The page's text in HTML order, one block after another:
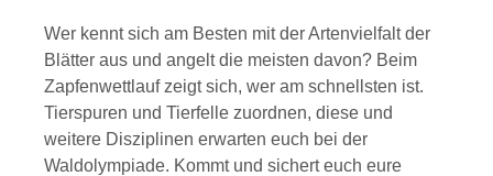
Wer kennt sich am Besten mit der Artenvielfalt der
Blätter aus und angelt die meisten davon? Beim
Zapfenwettlauf zeigt sich, wer am schnellsten ist.
Tierspuren und Tierfelle zuordnen, diese und
weitere Disziplinen erwarten euch bei der
Waldolympiade. Kommt und sichert euch eure